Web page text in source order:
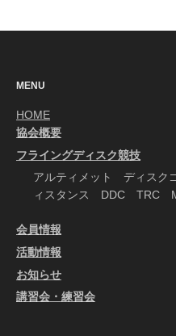
報
MENU
HOME
協会概要
フライングディスク競技
アルティメット ディス
ィスタンス DDC TRC
会員情報
活動情報
お知らせ
講習会・練習会